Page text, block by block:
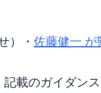
） ・ 佐藤健一 が
載のガイダン